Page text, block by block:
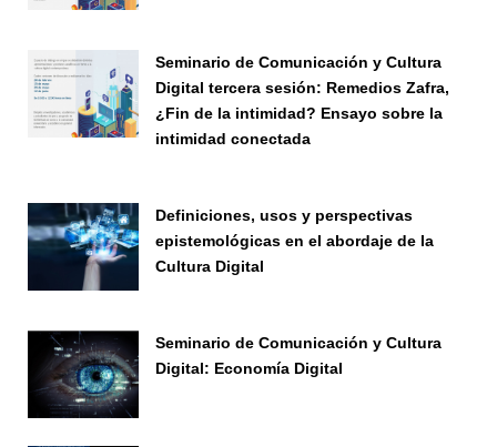
Seminario de Comunicación y Cultura
Digital tercera sesión: Remedios Zafra,
¿Fin de la intimidad? Ensayo sobre la
intimidad conectada
Definiciones, usos y perspectivas
epistemológicas en el abordaje de la
Cultura Digital
Seminario de Comunicación y Cultura
Digital: Economía Digital